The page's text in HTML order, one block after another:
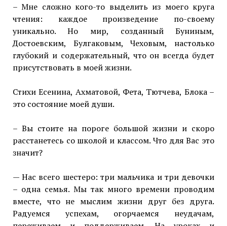
– Мне сложно кого-то выделить из моего круга
чтения: каждое произведение по-своему
уникально. Но мир, созданный Буниным,
Достоевским, Булгаковым, Чеховым, настолько
глубокий и содержательный, что он всегда будет
присутствовать в моей жизни.
Стихи Есенина, Ахматовой, Фета, Тютчева, Блока –
это состояние моей души.
– Вы стоите на пороге большой жизни и скоро
расстанетесь со школой и классом. Что для Вас это
значит?
— Нас всего шестеро: три мальчика и три девочки
– одна семья. Мы так много времени проводим
вместе, что не мыслим жизни друг без друга.
Радуемся успехам, огорчаемся неудачам,